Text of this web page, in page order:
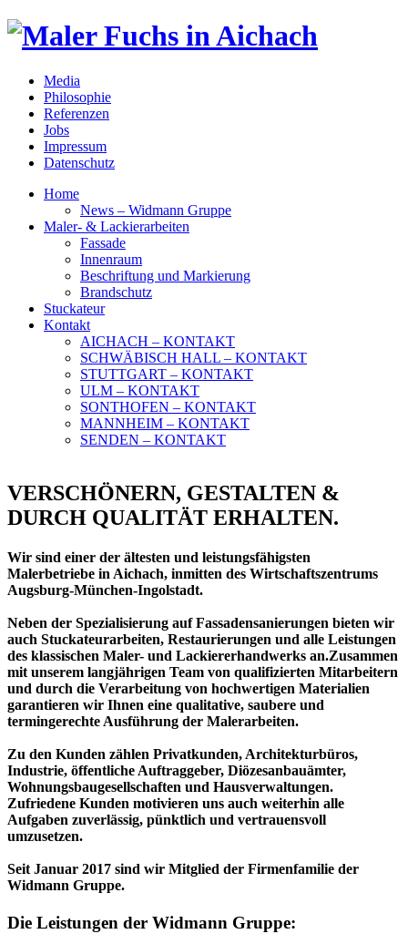
Media
Philosophie
Referenzen
Jobs
Impressum
Datenschutz
Home
News – Widmann Gruppe
Maler- & Lackierarbeiten
Fassade
Innenraum
Beschriftung und Markierung
Brandschutz
Stuckateur
Kontakt
AICHACH – KONTAKT
SCHWÄBISCH HALL – KONTAKT
STUTTGART – KONTAKT
ULM – KONTAKT
SONTHOFEN – KONTAKT
MANNHEIM – KONTAKT
SENDEN – KONTAKT
VERSCHÖNERN, GESTALTEN &
DURCH QUALITÄT ERHALTEN.
Wir sind einer der ältesten und leistungsfähigsten
Malerbetriebe in Aichach, inmitten des Wirtschaftszentrums
Augsburg-München-Ingolstadt.
Neben der Spezialisierung auf Fassadensanierungen bieten wir
auch Stuckateurarbeiten, Restaurierungen und alle Leistungen
des klassischen Maler- und Lackiererhandwerks an.Zusammen
mit unserem langjährigen Team von qualifizierten Mitarbeitern
und durch die Verarbeitung von hochwertigen Materialien
garantieren wir Ihnen eine qualitative, saubere und
termingerechte Ausführung der Malerarbeiten.
Zu den Kunden zählen Privatkunden, Architekturbüros,
Industrie, öffentliche Auftraggeber, Diözesanbauämter,
Wohnungsbaugesellschaften und Hausverwaltungen.
Zufriedene Kunden motivieren uns auch weiterhin alle
Aufgaben zuverlässig, pünktlich und vertrauensvoll
umzusetzen.
Seit Januar 2017 sind wir Mitglied der Firmenfamilie der
Widmann Gruppe.
Die Leistungen der Widmann Gruppe: